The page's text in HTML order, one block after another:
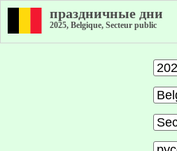
праздничные дни
2025, Belgique, Secteur public